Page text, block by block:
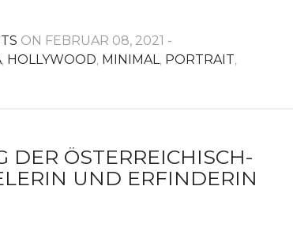
ON FEBRUAR 08, 2021 -
HOLLYWOOD MINIMAL PORTRAIT
ÖSTERREICHISCH-
UND ERFINDERIN